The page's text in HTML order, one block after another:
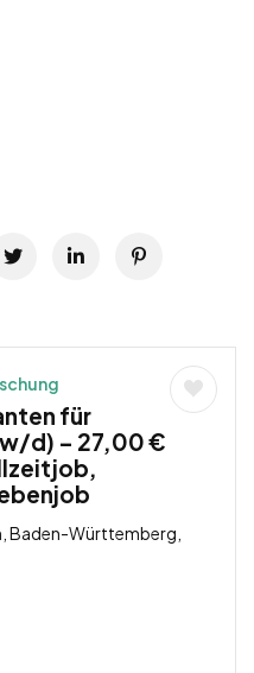
für
d) – 27,00 €
Baden-Württemberg,